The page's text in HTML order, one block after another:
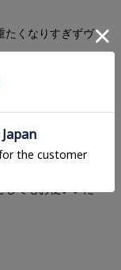
たくなりすぎずヴ
抜け感をプラス
れるので、お手